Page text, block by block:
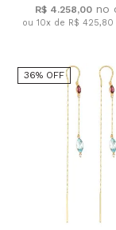
R$ 4.258,00
ou 10x de R$ 425,80
36% OFF